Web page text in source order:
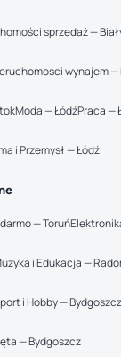
sprzedaż —
wynajem —
Moda — ŁódźPraca —
i Przemysł — Łódź
— Toruń
i Edukacja —
i Hobby — Bydgoszcz
— Bydgoszcz